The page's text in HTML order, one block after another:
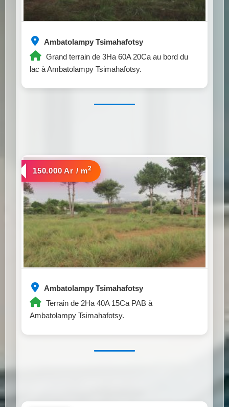
Ambatolampy Tsimahafotsy
Grand terrain de 3Ha 60A 20Ca au bord du
lac à Ambatolampy Tsimahafotsy.
Ambatolampy Tsimahafotsy
Terrain de 2Ha 40A 15Ca PAB à
Ambatolampy Tsimahafotsy.
a vendre
150.000 Ar / m2